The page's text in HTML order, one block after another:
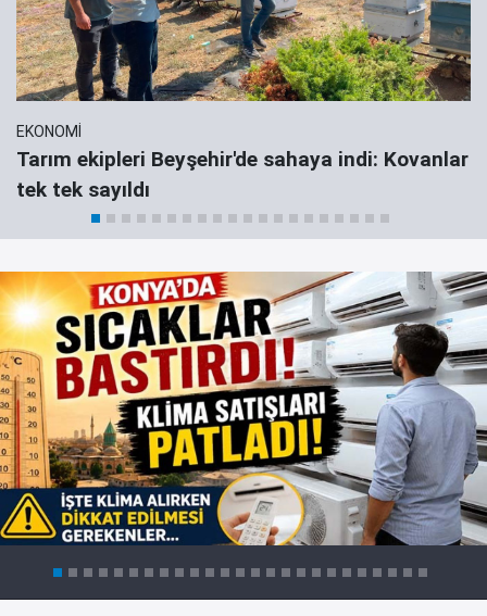
EKONOMİ
Tarım ekipleri Beyşehir'de sahaya indi: Kovanlar
tek tek sayıldı